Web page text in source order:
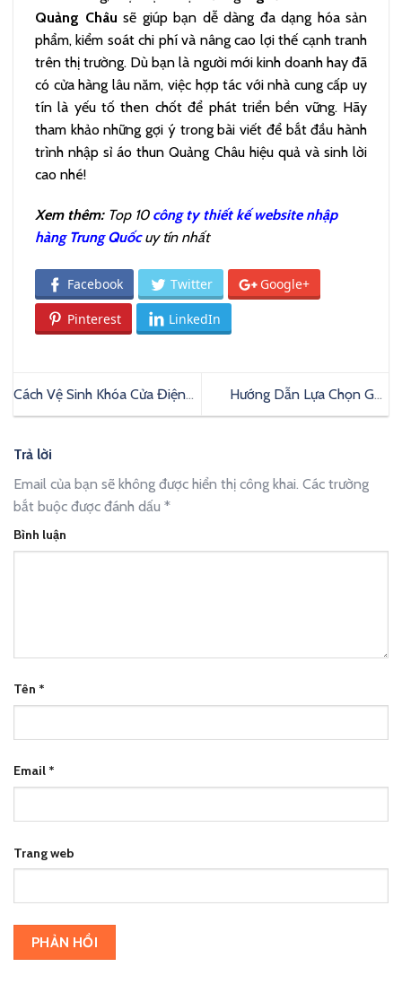
Quảng Châu sẽ giúp bạn dễ dàng đa dạng hóa sản
phẩm, kiểm soát chi phí và nâng cao lợi thế cạnh tranh
trên thị trường. Dù bạn là người mới kinh doanh hay đã
có cửa hàng lâu năm, việc hợp tác với nhà cung cấp uy
tín là yếu tố then chốt để phát triển bền vững. Hãy
tham khảo những gợi ý trong bài viết để bắt đầu hành
trình nhập sỉ áo thun Quảng Châu hiệu quả và sinh lời
cao nhé!
Xem thêm:Top 10 công ty thiết kế website nhập
hàng Trung Quốc uy tín nhất
Facebook Twitter Google+
Pinterest LinkedIn
Cách Vệ Sinh Khóa Cửa Điện
Tử Đơn Giản Đảm Bảo Sạch
Hướng Dẫn Lựa Chọn Ghế
Ngồi Văn Phòng Chống Đau
Trả lời
Email của bạn sẽ không được hiển thị công khai. Các trường
bắt buộc được đánh dấu *
Bình luận
Tên *
Email *
Trang web